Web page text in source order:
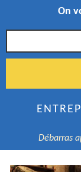
On
Débarras